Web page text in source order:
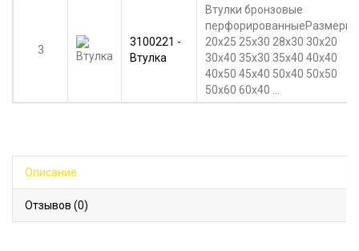
3
3100221 -
Втулка
Втулки бронзовые
перфорированныеРазмеры:
20x25 25x30 28x30 30x20
30x40 35x30 35x40 40x40
40x50 45x40 50x40 50x50
50x60 60x40 ...
Описание
Отзывов (0)